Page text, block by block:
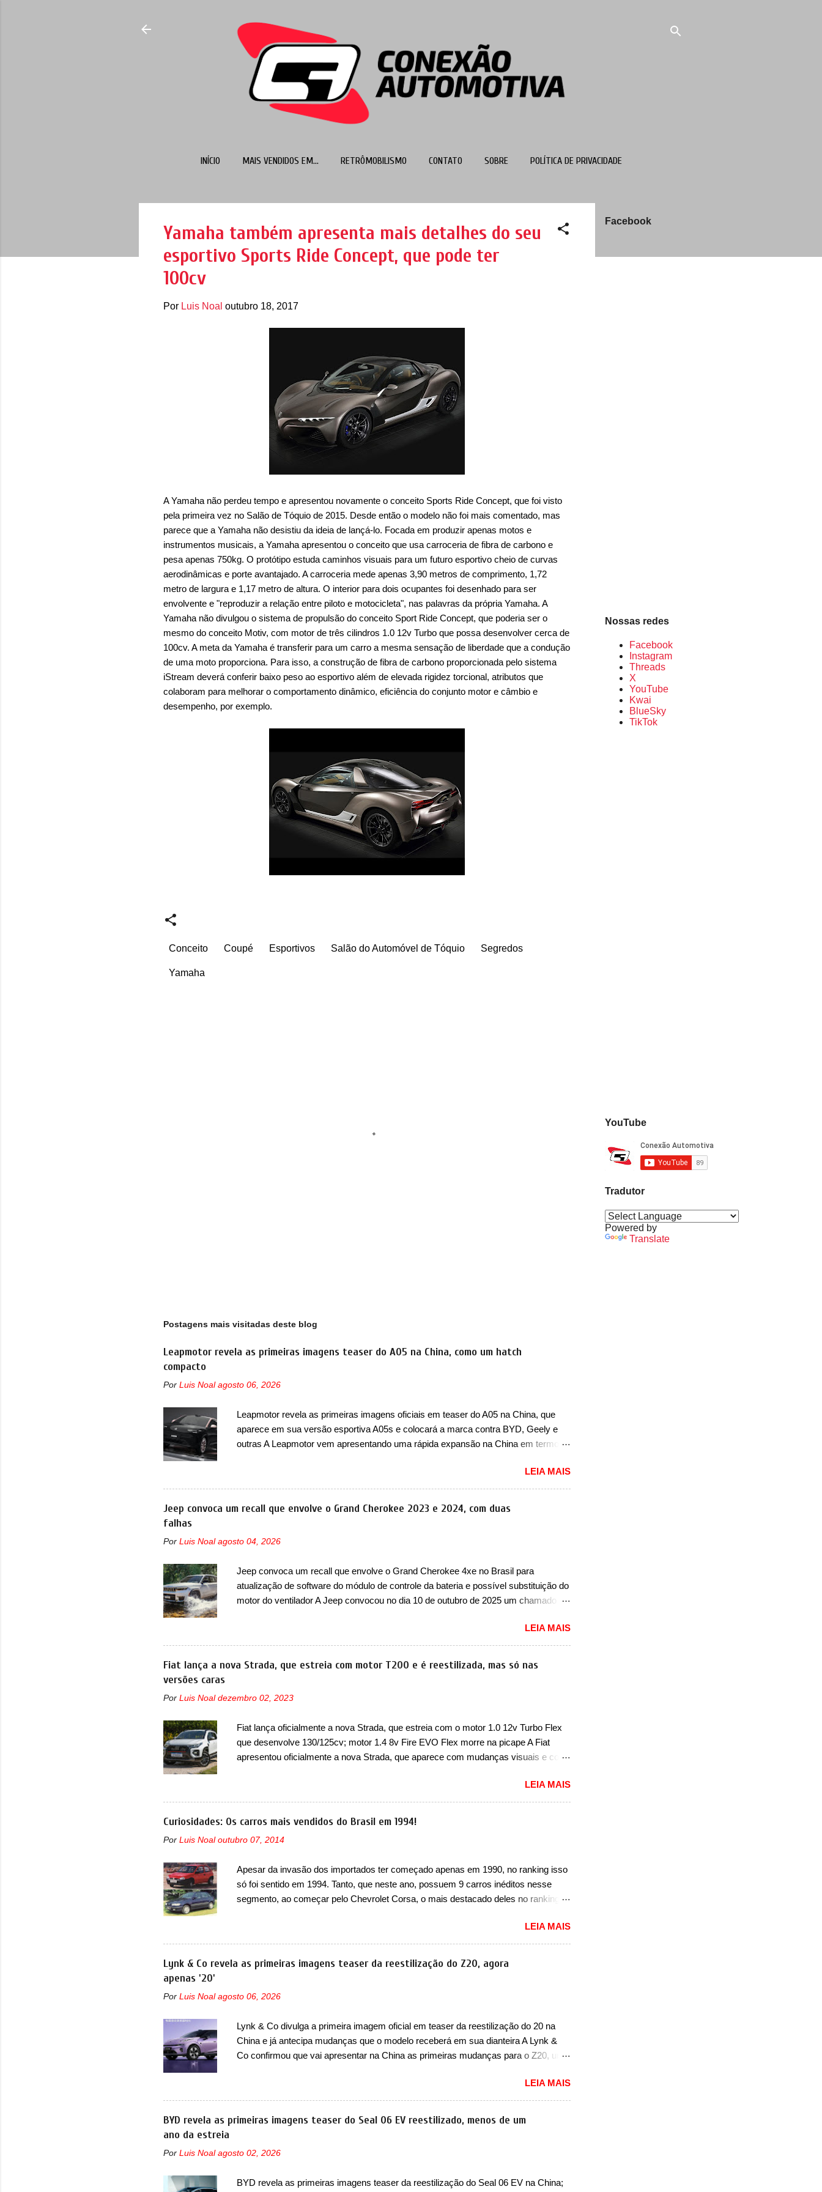
INÍCIO MAIS VENDIDOS EM... RETRÔMOBILISMO CONTATO SOBRE POLÍTICA DE PRIVACIDADE
Facebook
Nossas redes
Facebook
Instagram
Threads
X
YouTube
Kwai
BlueSky
TikTok
YouTube
Tradutor
Powered by
Translate
Yamaha também apresenta mais detalhes do seu
esportivo Sports Ride Concept, que pode ter
100cv
Por Luis Noal outubro 18, 2017
A Yamaha não perdeu tempo e apresentou novamente o conceito Sports Ride Concept, que foi visto
pela primeira vez no Salão de Tóquio de 2015. Desde então o modelo não foi mais comentado, mas
parece que a Yamaha não desistiu da ideia de lançá-lo. Focada em produzir apenas motos e
instrumentos musicais, a Yamaha apresentou o conceito que usa carroceria de fibra de carbono e
pesa apenas 750kg. O protótipo estuda caminhos visuais para um futuro esportivo cheio de curvas
aerodinâmicas e porte avantajado. A carroceria mede apenas 3,90 metros de comprimento, 1,72
metro de largura e 1,17 metro de altura. O interior para dois ocupantes foi desenhado para ser
envolvente e "reproduzir a relação entre piloto e motocicleta", nas palavras da própria Yamaha. A
Yamaha não divulgou o sistema de propulsão do conceito Sport Ride Concept, que poderia ser o
mesmo do conceito Motiv, com motor de três cilindros 1.0 12v Turbo que possa desenvolver cerca de
100cv. A meta da Yamaha é transferir para um carro a mesma sensação de liberdade que a condução
de uma moto proporciona. Para isso, a construção de fibra de carbono proporcionada pelo sistema
iStream deverá conferir baixo peso ao esportivo além de elevada rigidez torcional, atributos que
colaboram para melhorar o comportamento dinâmico, eficiência do conjunto motor e câmbio e
desempenho, por exemplo.
Conceito Coupé Esportivos Salão do Automóvel de Tóquio Segredos
Yamaha
Postagens mais visitadas deste blog
Leapmotor revela as primeiras imagens teaser do A05 na China, como um hatch
compacto
Por Luis Noal agosto 06, 2026
Leapmotor revela as primeiras imagens oficiais em teaser do A05 na China, que
aparece em sua versão esportiva A05s e colocará a marca contra BYD, Geely e
outras A Leapmotor vem apresentando uma rápida expansão na China em termos
modelo compacto à sua linha. Posicionado entre o T03 e o B05, a marca revelou as
primeiras imagens teaser do A05, que nas imagens apareceu em sua versão mais
esportiva, o A05s. Previsto para ser lançado ainda neste ano na China, o compacto
elétrico colocará a Leapmotor para concorrer com uma série de outras marcas de
design já visto por outros modelos da marca, em especial do SUV compacto A10.
bastante vinculado ao SUV. Na dianteira, ele possui faróis com um desenho mais
retangular, com um pequeno prolongamento para as laterais. Os faróis cont...
LEIA MAIS
Jeep convoca um recall que envolve o Grand Cherokee 2023 e 2024, com duas
falhas
Por Luis Noal agosto 04, 2026
Jeep convoca um recall que envolve o Grand Cherokee 4xe no Brasil para
atualização de software do módulo de controle da bateria e possível substituição do
motor do ventilador A Jeep convocou no dia 10 de outubro de 2025 um chamado
com unidades de ano/modelo 2023 e 2024. A marca norte-americana diz que as
unidades afetadas precisam retornar a uma concessionária mais próxima para a
solução de dois problemas. O primeiro deles será uma atualização do software do
módulo de controle da bateria (AHCP e HCP). Para alguns veículos envolvidos,
ventilador HVAC (aquecimento, ventilação e ar-condicionado). A marca também
microprocessador do Módulo de Controle da Bateria (BPCM), que poderá causar a
perda de força motriz, requerendo a atualização do software do modulo de...
LEIA MAIS
Fiat lança a nova Strada, que estreia com motor T200 e é reestilizada, mas só nas
versões caras
Por Luis Noal dezembro 02, 2023
Fiat lança oficialmente a nova Strada, que estreia com o motor 1.0 12v Turbo Flex
que desenvolve 130/125cv; motor 1.4 8v Fire EVO Flex morre na picape A Fiat
apresentou oficialmente a nova Strada, que aparece com mudanças visuais e com
automático CVT no ano passado, a Fiat apresentou mudanças visuais e a estreia
do motor 1.0 12v Turbo Flex, conhecido como T200. Praticamente sem
concorrentes, a Fiat Strada soube ser mutável com avanços importantes que a
maior com a chegada do motor T200, que estreou nos irmãos Pulse e Fastback. "A
automotivo. Há alguns anos era improvável pensar que uma picape chagaria ao
topo do mercado brasileiro, algo que só a Strada fez. Mais do que isso: ela é a
prova viva que time que está ganhando se mexe sim. Ao longo da sua história,
LEIA MAIS
Curiosidades: Os carros mais vendidos do Brasil em 1994!
Por Luis Noal outubro 07, 2014
Apesar da invasão dos importados ter começado apenas em 1990, no ranking isso
só foi sentido em 1994. Tanto, que neste ano, possuem 9 carros inéditos nesse
segmento, ao começar pelo Chevrolet Corsa, o mais destacado deles no ranking
lançamento da Chevrolet que assustou a concorrência. Nesse ano também era
lançada a nova geração do Volkswagen Gol que depois de 14 anos ganhava uma
nova geração feita do zero, apelidada de "Bolinha" por suas formas arredondadas.
Além do Gol, outro Volkswagen fazia sua estréia no mercado. Era o Pointer, versão
foi marcava pelos franceses, alemães, japoneses e coreanos que chegaram
nas vendas em 1994 foram o Renault R19 que vinha em 3 versões de carroceria,
sendo duas do hatch e o sedan, a famosa Kia Besta, o Vol...
LEIA MAIS
Lynk & Co revela as primeiras imagens teaser da reestilização do Z20, agora
apenas '20'
Por Luis Noal agosto 06, 2026
Lynk & Co divulga a primeira imagem oficial em teaser da reestilização do 20 na
China e já antecipa mudanças que o modelo receberá em sua dianteira A Lynk &
Co confirmou que vai apresentar na China as primeiras mudanças para o Z20, um
em 2024. Agora, o modelo passará por sua primeira mudança visual e também
mudará de nome. Vendido na Europa como 02 e Z20 na China, o elétrico passará a
ser vendido na China apenas como ‘20’. Junto das mudanças visuais, a marca
confirmou que ele pode ser um dos primeiros produtos da empresa a usar um novo
uma melhoria de eficiência térmica e integra 12 elementos de hardware. Entre eles,
HBMS, LBMS, VCU, TMS, controle ativo de pré-carga e gateway de domínio de
LEIA MAIS
BYD revela as primeiras imagens teaser do Seal 06 EV reestilizado, menos de um
ano da estreia
Por Luis Noal agosto 02, 2026
BYD revela as primeiras imagens teaser da reestilização do Seal 06 EV na China;